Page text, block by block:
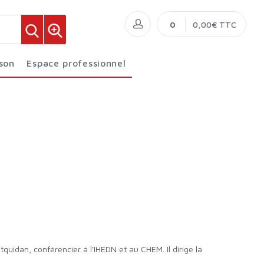
Espace professionnel
0 0,00€ TTC